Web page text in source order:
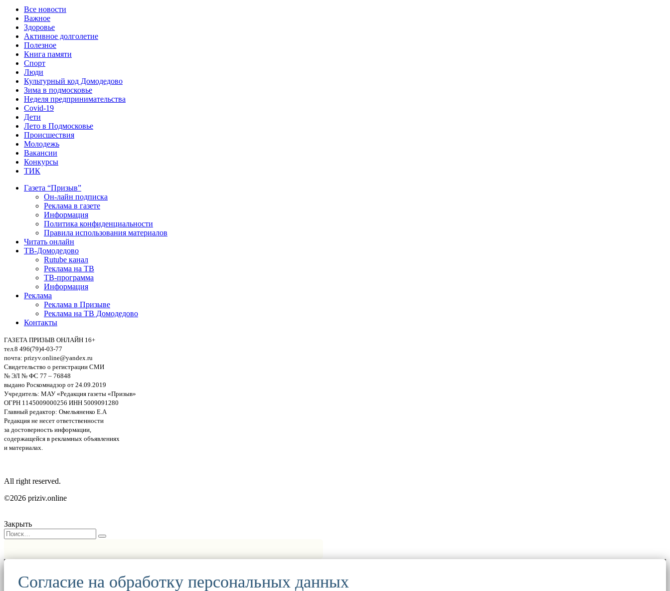
Все новости
Важное
Здоровье
Активное долголетие
Полезное
Книга памяти
Спорт
Люди
Культурный код Домодедово
Зима в подмосковье
Неделя предпринимательства
Covid-19
Дети
Лето в Подмосковье
Происшествия
Молодежь
Вакансии
Конкурсы
ТИК
Газета “Призыв”
Он-лайн подписка
Реклама в газете
Информация
Политика конфиденциальности
Правила использования материалов
Читать онлайн
ТВ-Домодедово
Rutube канал
Реклама на ТВ
ТВ-программа
Информация
Реклама
Реклама в Призыве
Реклама на ТВ Домодедово
Контакты
ГАЗЕТА ПРИЗЫВ ОНЛАЙН 16+
тел.8 496(79)4-03-77
почта: prizyv.online@yandex.ru
Свидетельство о регистрации СМИ
№ ЭЛ № ФС 77 – 76848
выдано Роскомнадзор от 24.09.2019
Учредитель: МАУ «Редакция газеты «Призыв»
ОГРН 1145009000256 ИНН 5009091280
Главный редактор: Омельяненко Е.А
Редакция не несет ответственности
за достоверность информации,
содержащейся в рекламных объявлениях
и материалах.
All right reserved.
©2026 priziv.online
Закрыть
Согласие на обработку персональных данных